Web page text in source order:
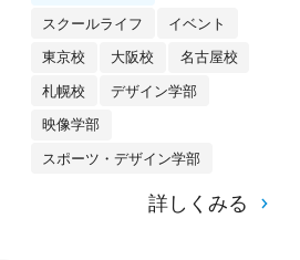
スクールライフ イベント
東京校 大阪校 名古屋校
札幌校 デザイン学部
映像学部
スポーツ・デザイン学部
詳しくみる